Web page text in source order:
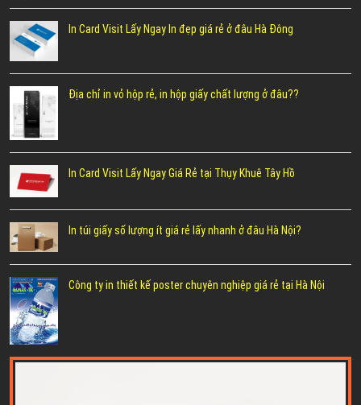
In Card Visit Lấy Ngay In đẹp giá rẻ ở đâu Hà Đông
Địa chỉ in vỏ hộp rẻ, in hộp giấy chất lượng ở đâu??
In Card Visit Lấy Ngay Giá Rẻ tại Thụy Khuê Tây Hồ
In túi giấy số lượng ít giá rẻ lấy nhanh ở đâu Hà Nội?
Công ty in thiết kế poster chuyên nghiệp giá rẻ tại Hà Nội